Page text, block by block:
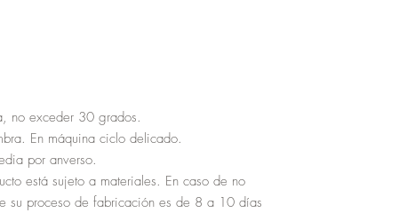
no exceder 30 grados.
En máquina ciclo delicado.
por anverso.
está sujeto a materiales. En caso de no
su proceso de fabricación es de 8 a 10 días